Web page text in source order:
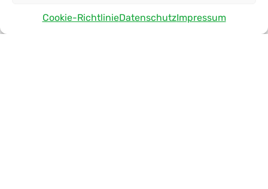
Cookie-RichtlinieDatenschutzImpressum